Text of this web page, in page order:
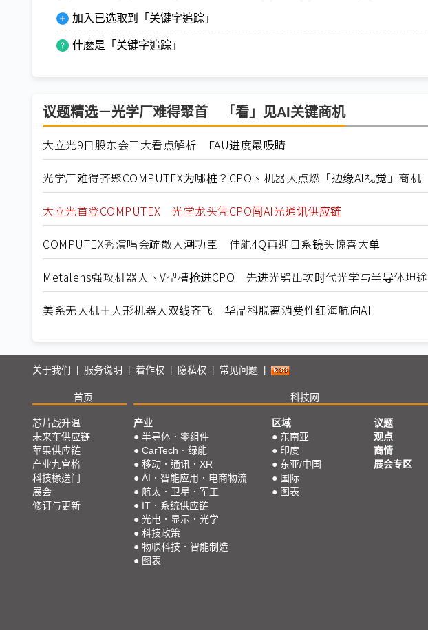
加入已选取到「关键字追踪」
什麽是「关键字追踪」
议题精选－光学厂难得聚首 「看」见AI关键商机
大立光9日股东会三大看点解析 FAU进度最吸睛
光学厂难得齐聚COMPUTEX为哪桩？CPO、机器人点燃「边缘AI视觉」商机
大立光首登COMPUTEX 光学龙头凭CPO闯AI光通讯供应链
COMPUTEX秀演唱会疏散人潮功臣 佳能4Q再迎日系镜头惊喜大单
Metalens强攻机器人、V型槽抢进CPO 先进光劈出次时代光学与半导体坦途
美系无人机＋人形机器人双线齐飞 华晶科脱离消费性红海航向AI
关于我们 服务说明 着作权 隐私权 常见问题
首页 科技网
芯片战升温
未来车供应链
苹果供应链
产业九宫格
科技椽送门
展会
修订与更新
产业
● 半导体．零组件
● CarTech．绿能
● 移动．通讯．XR
● AI．智能应用．电商物流
● 航太．卫星．军工
● IT．系统供应链
● 光电．显示．光学
● 科技政策
● 物联科技．智能制造
● 图表
区域
● 东南亚
● 印度
● 东亚/中国
● 国际
● 图表
议题
观点
商情
展会专区